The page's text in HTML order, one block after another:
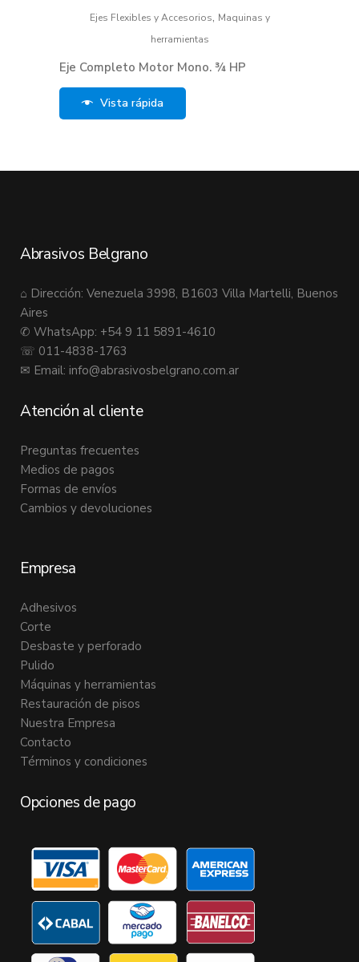
Ejes Flexibles y Accesorios, Maquinas y
herramientas
Eje Completo Motor Mono. ¾ HP
Vista rápida
Abrasivos Belgrano
⌂ Dirección: Venezuela 3998, B1603 Villa Martelli, Buenos
Aires
✆ WhatsApp: +54 9 11 5891-4610
☏ 011-4838-1763
✉ Email: info@abrasivosbelgrano.com.ar
Atención al cliente
Preguntas frecuentes
Medios de pagos
Formas de envíos
Cambios y devoluciones
Empresa
Adhesivos
Corte
Desbaste y perforado
Pulido
Máquinas y herramientas
Restauración de pisos
Nuestra Empresa
Contacto
Términos y condiciones
Opciones de pago